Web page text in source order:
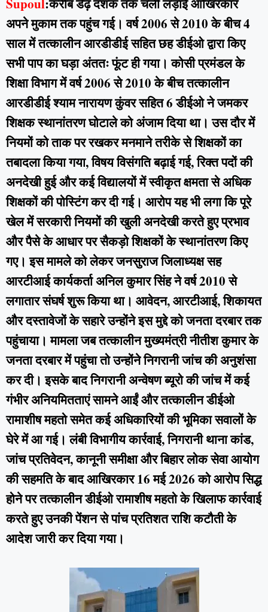
Supoul:करीब डेढ़ दशक तक चली लड़ाई आखिरकार
अपने मुकाम तक पहुंच गई। वर्ष 2006 से 2010 के बीच 4
साल में तत्कालीन आरडीडीई सहित छह डीईओ द्वारा किए
सभी पाप का घड़ा अंततः फूंट ही गया। कोसी प्रमंडल के
शिक्षा विभाग में वर्ष 2006 से 2010 के बीच तत्कालीन
आरडीडीई श्याम नारायण कुंवर सहित 6 डीईओ ने जमकर
शिक्षक स्थानांतरण घोटाले को अंजाम दिया था। उस दौर में
नियमों को ताक पर रखकर मनमाने तरीके से शिक्षकों का
तबादला किया गया, विषय विसंगति बढ़ाई गई, रिक्त पदों की
अनदेखी हुई और कई विद्यालयों में स्वीकृत क्षमता से अधिक
शिक्षकों की पोस्टिंग कर दी गई। आरोप यह भी लगा कि पूरे
खेल में सरकारी नियमों की खुली अनदेखी करते हुए प्रभाव
और पैसे के आधार पर सैकड़ो शिक्षकों के स्थानांतरण किए
गए। इस मामले को लेकर जनसुराज जिलाध्यक्ष सह
आरटीआई कार्यकर्ता अनिल कुमार सिंह ने वर्ष 2010 से
लगातार संघर्ष शुरू किया था। आवेदन, आरटीआई, शिकायत
और दस्तावेजों के सहारे उन्होंने इस मुद्दे को जनता दरबार तक
पहुंचाया। मामला जब तत्कालीन मुख्यमंत्री नीतीश कुमार के
जनता दरबार में पहुंचा तो उन्होंने निगरानी जांच की अनुशंसा
कर दी। इसके बाद निगरानी अन्वेषण ब्यूरो की जांच में कई
गंभीर अनियमितताएं सामने आईं और तत्कालीन डीईओ
रामाशीष महतो समेत कई अधिकारियों की भूमिका सवालों के
घेरे में आ गई। लंबी विभागीय कार्रवाई, निगरानी थाना कांड,
जांच प्रतिवेदन, कानूनी समीक्षा और बिहार लोक सेवा आयोग
की सहमति के बाद आखिरकार 16 मई 2026 को आरोप सिद्ध
होने पर तत्कालीन डीईओ रामाशीष महतो के खिलाफ कार्रवाई
करते हुए उनकी पेंशन से पांच प्रतिशत राशि कटौती के
आदेश जारी कर दिया गया।